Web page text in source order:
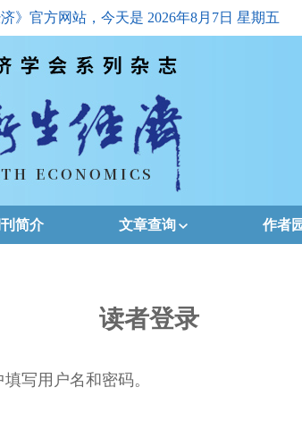
》官方网站，今天是 2026年8月7日 星期五
简介 文章查询
下载排名
作者
读者登录
写用户名和密码。